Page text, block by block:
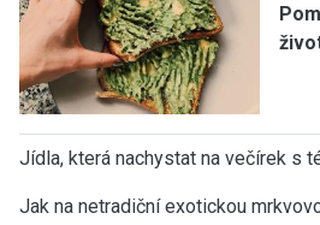
Jídla, která nachystat na večírek s
Jak na netradiční exotickou